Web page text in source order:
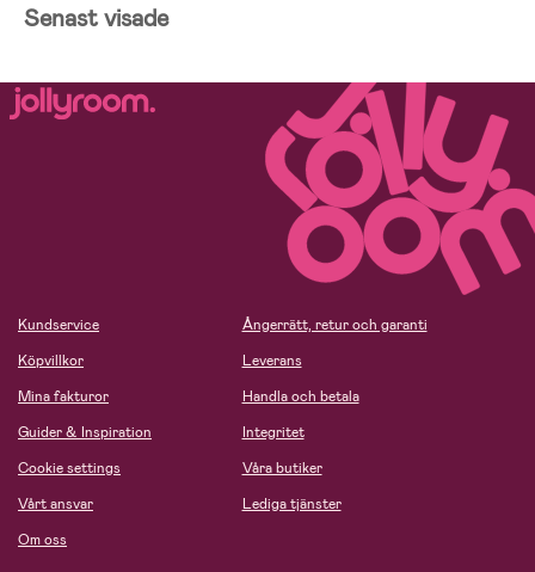
Senast visade
Kundservice
Köpvillkor
Mina fakturor
Guider & Inspiration
Cookie settings
Vårt ansvar
Om oss
Ångerrätt, retur och garanti
Leverans
Handla och betala
Integritet
Våra butiker
Lediga tjänster